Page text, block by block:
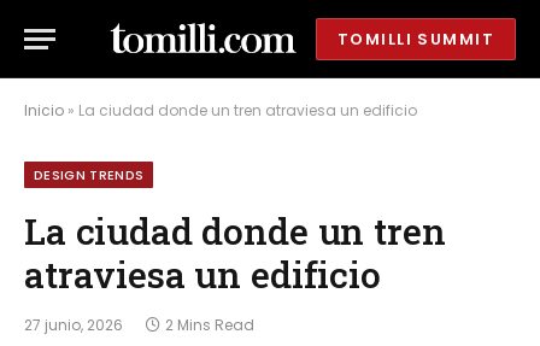
TOMILLI SUMMIT
Inicio » La ciudad donde un tren atraviesa un edificio
DESIGN TRENDS
La ciudad donde un tren
atraviesa un edificio
27 junio, 2026 2 Mins Read